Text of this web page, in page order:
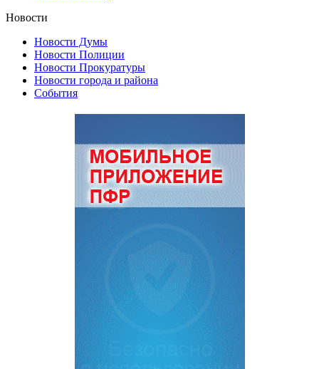
Новости
Новости Думы
Новости Полиции
Новости Прокуратуры
Новости города и района
События